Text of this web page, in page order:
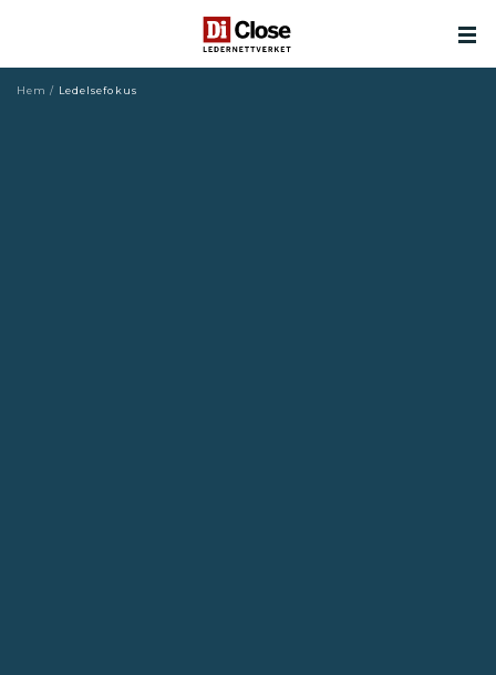
Hem / Ledelsefokus